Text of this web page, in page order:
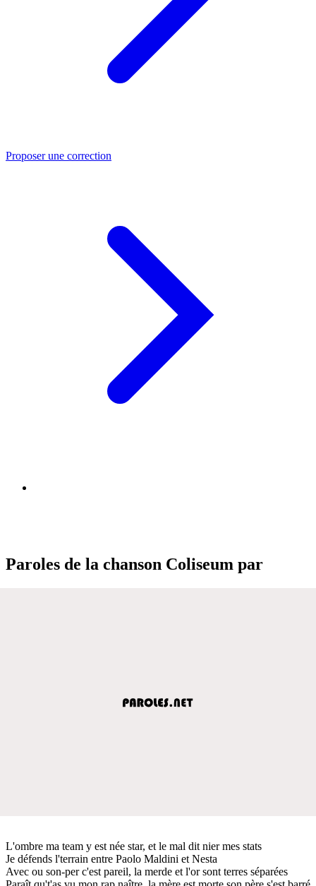
Proposer une correction
Paroles de la chanson Coliseum par
L'ombre ma team y est née star, et le mal dit nier mes stats
Je défends l'terrain entre Paolo Maldini et Nesta
Avec ou son-per c'est pareil, la merde et l'or sont terres séparées